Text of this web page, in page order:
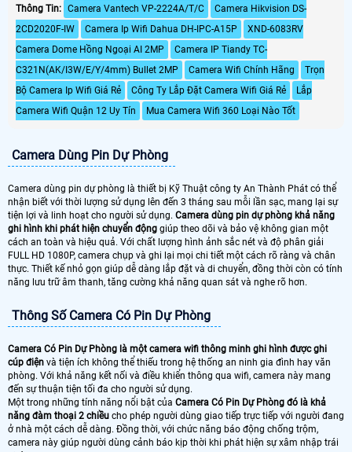
minh. Cung cấp khả năng giám sát
trực tiếp 2K để xem rõ những gì
đang xảy ra trong và xung quanh
nhà bạn
2.4GHz, 4G LTE, đèn hồng ngoại
20m và chuẩn chống nước IP66.
Sản phẩm cung cấp chất lượng hình
ảnh sắc nét, hoạt động ổn định
trong điều kiện khắc nghiệt.
Thông Tin: Camera Vantech VP-2224A/T/C
Camera Hikvision DS-
2CD2020F-IW
Camera Ip Wifi Dahua DH-IPC-A15P
XND-6083RV
Camera Dome Hồng Ngoại AI 2MP
Camera IP Tiandy TC-
C321N(AK/I3W/E/Y/4mm) Bullet 2MP
Camera Wifi Chính Hãng
Trọn
Bộ Camera Ip Wifi Giá Rẻ
Công Ty Lắp Đặt Camera Wifi Giá Rẻ
Lắp
Camera Wifi Quận 12 Uy Tín
Mua Camera Wifi 360 Loại Nào Tốt
Camera Dùng Pin Dự Phòng
Camera dùng pin dự phòng là thiết bị Kỹ Thuật công ty An Thành Phát có thể
nhận biết với thời lượng sử dụng lên đến 3 tháng sau mỗi lần sạc, mang lại sự
tiện lợi và linh hoạt cho người sử dụng. Camera dùng pin dự phòng khả năng
ghi hình khi phát hiện chuyển động giúp theo dõi và bảo vệ không gian một
cách an toàn và hiệu quả. Với chất lượng hình ảnh sắc nét và độ phân giải
FULL HD 1080P, camera chụp và ghi lại mọi chi tiết một cách rõ ràng và chân
thực. Thiết kế nhỏ gọn giúp dễ dàng lắp đặt và di chuyển, đồng thời còn có tính
năng lưu trữ âm thanh, tăng cường khả năng quan sát và nghe rõ hơn.
Thông Số Camera Có Pin Dự Phòng
Camera Có Pin Dự Phòng là một camera wifi thông minh ghi hình được ghi
cúp điện và tiện ích không thể thiếu trong hệ thống an ninh gia đình hay văn
phòng. Với khả năng kết nối và điều khiển thông qua wifi, camera này mang
đến sự thuận tiện tối đa cho người sử dụng.
Một trong những tính năng nổi bật của Camera Có Pin Dự Phòng đó là khả
năng đàm thoại 2 chiều cho phép người dùng giao tiếp trực tiếp với người đang
ở nhà một cách dễ dàng. Đồng thời, với chức năng báo động chống trộm,
camera này giúp người dùng cảnh báo kịp thời khi phát hiện sự xâm nhập trái